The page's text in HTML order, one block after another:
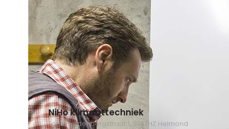
NiHo klimaattechniek
Fons Hardenbergstraat 1, 5707HZ Helmond